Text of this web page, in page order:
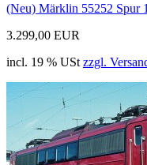
(Neu) Märklin 55252 Spur
3.299,00 EUR
incl. 19 % USt zzgl.